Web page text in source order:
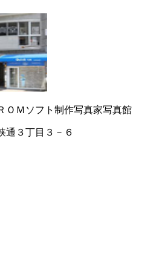
ＯＭソフト制作写真家写真館
通３丁目３－６